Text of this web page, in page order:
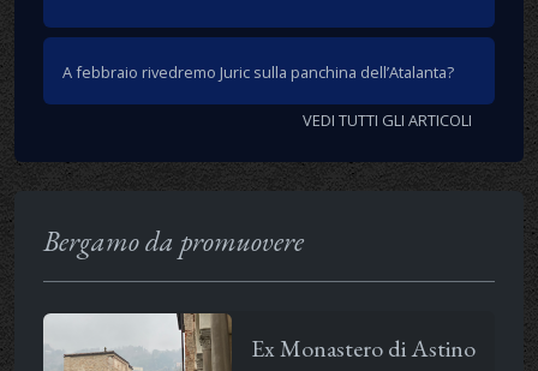
A febbraio rivedremo Juric sulla panchina dell’Atalanta?
VEDI TUTTI GLI ARTICOLI
Bergamo da promuovere
Ex Monastero di Astino